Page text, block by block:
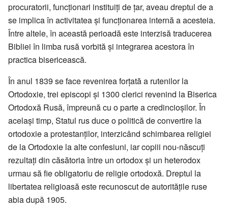
procuratorii, funcţionari instituiţi de ţar, aveau dreptul de a
se implica în activitatea şi funcţionarea internă a acesteia.
Între altele, în această perioadă este interzisă traducerea
Bibliei în limba rusă vorbită şi integrarea acestora în
practica bisericească.
În anul 1839 se face revenirea forţată a rutenilor la
Ortodoxie, trei episcopi şi 1300 clerici revenind la Biserica
Ortodoxă Rusă, împreună cu o parte a credincioşilor. În
acelaşi timp, Statul rus duce o politică de convertire la
ortodoxie a protestanţilor, interzicând schimbarea religiei
de la Ortodoxie la alte confesiuni, iar copiii nou-născuţi
rezultaţi din căsătoria între un ortodox şi un heterodox
urmau să fie obligatoriu de religie ortodoxă. Dreptul la
libertatea religioasă este recunoscut de autorităţile ruse
abia după 1905.